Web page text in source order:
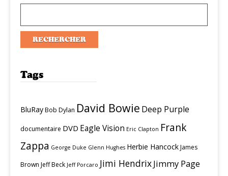
Tags
BluRayBob Dylan David Bowie Deep Purple
documentaire DVD Eagle Vision Eric Clapton Frank
Zappa George Duke Glenn Hughes Herbie HancockJames
Brown Jeff Beck Jeff Porcaro Jimi HendrixJimmy Page